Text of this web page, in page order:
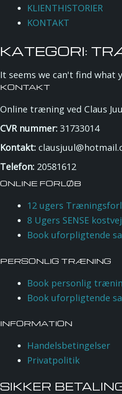
KLIENTHISTORIER
KONTAKT
KATEGORI:
It seems we can't find what
KONTAKT
Online træning ved Claus
CVR nummer: 31733014
Kontakt:
Telefon: 20581612
ONLINE FORLØB
12 ugers
8 Ugers SENSE
Book uforpligtende
PERSONLIG TRÆNING
Book personlig
Book uforpligtende
INFORMATION
Handelsbetingelser
Privatpolitik
SIKKER